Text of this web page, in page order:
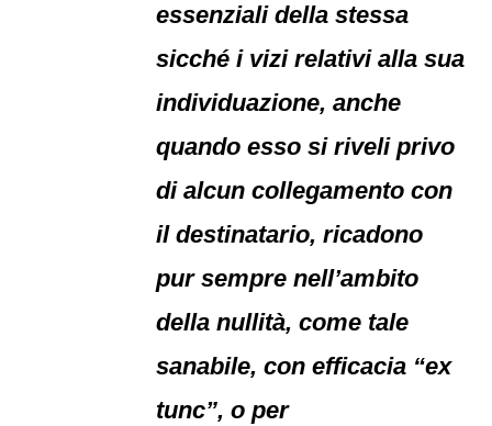
essenziali della stessa
sicché i vizi relativi alla sua
individuazione, anche
quando esso si riveli privo
di alcun collegamento con
il destinatario, ricadono
pur sempre nell’ambito
della nullità, come tale
sanabile, con efficacia “ex
tunc”, o per